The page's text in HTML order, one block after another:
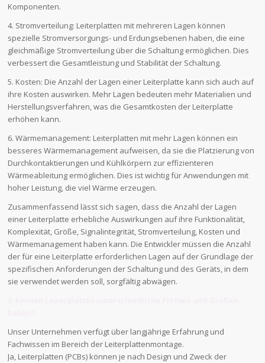
Komponenten.
4. Stromverteilung: Leiterplatten mit mehreren Lagen können
spezielle Stromversorgungs- und Erdungsebenen haben, die eine
gleichmäßige Stromverteilung über die Schaltung ermöglichen. Dies
verbessert die Gesamtleistung und Stabilität der Schaltung.
5. Kosten: Die Anzahl der Lagen einer Leiterplatte kann sich auch auf
ihre Kosten auswirken. Mehr Lagen bedeuten mehr Materialien und
Herstellungsverfahren, was die Gesamtkosten der Leiterplatte
erhöhen kann.
6. Wärmemanagement: Leiterplatten mit mehr Lagen können ein
besseres Wärmemanagement aufweisen, da sie die Platzierung von
Durchkontaktierungen und Kühlkörpern zur effizienteren
Wärmeableitung ermöglichen. Dies ist wichtig für Anwendungen mit
hoher Leistung, die viel Wärme erzeugen.
Zusammenfassend lässt sich sagen, dass die Anzahl der Lagen
einer Leiterplatte erhebliche Auswirkungen auf ihre Funktionalität,
Komplexität, Größe, Signalintegrität, Stromverteilung, Kosten und
Wärmemanagement haben kann. Die Entwickler müssen die Anzahl
der für eine Leiterplatte erforderlichen Lagen auf der Grundlage der
spezifischen Anforderungen der Schaltung und des Geräts, in dem
sie verwendet werden soll, sorgfältig abwägen.
Unser Unternehmen verfügt über langjährige Erfahrung und
Fachwissen im Bereich der Leiterplattenmontage.
Ja, Leiterplatten (PCBs) können je nach Design und Zweck der